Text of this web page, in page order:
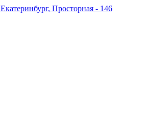
Екатеринбург, Просторная - 146